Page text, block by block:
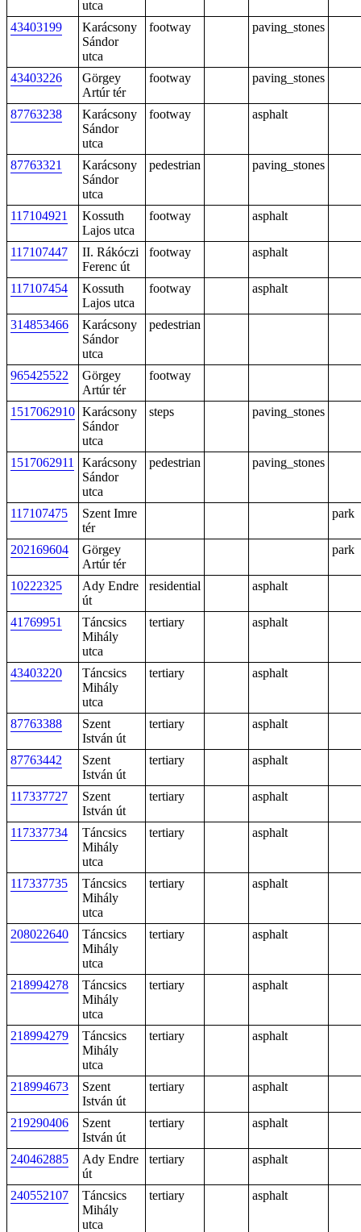
utca
43403199
Karácsony
Sándor
utca
footway paving_stones
43403226
Görgey
Artúr tér
footway paving_stones
87763238
Karácsony
Sándor
utca
footway asphalt
87763321
Karácsony
Sándor
utca
pedestrian paving_stones
117104921
Kossuth
Lajos utca
footway asphalt
117107447
II. Rákóczi
Ferenc út
footway asphalt
117107454
Kossuth
Lajos utca
footway asphalt
314853466
Karácsony
Sándor
utca
pedestrian
965425522
Görgey
Artúr tér
footway
1517062910 Karácsony
Sándor
utca
steps paving_stones
1517062911
Karácsony
Sándor
utca
pedestrian paving_stones
117107475
Szent Imre
tér
park
202169604
Görgey
Artúr tér
park
10222325
Ady Endre
út
residential asphalt
41769951
Táncsics
Mihály
utca
tertiary asphalt
43403220
Táncsics
Mihály
utca
tertiary asphalt
87763388
Szent
István út
tertiary asphalt
87763442
Szent
István út
tertiary asphalt
117337727
Szent
István út
tertiary asphalt
117337734
Táncsics
Mihály
utca
tertiary asphalt
117337735
Táncsics
Mihály
utca
tertiary asphalt
208022640
Táncsics
Mihály
utca
tertiary asphalt
218994278
Táncsics
Mihály
utca
tertiary asphalt
218994279
Táncsics
Mihály
utca
tertiary asphalt
218994673
Szent
István út
tertiary asphalt
219290406
Szent
István út
tertiary asphalt
240462885
Ady Endre
út
tertiary asphalt
240552107
Táncsics
Mihály
utca
tertiary asphalt